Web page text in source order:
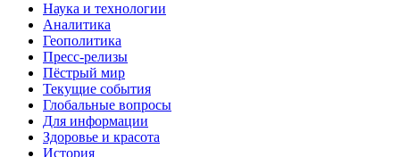
Наука и технологии
Аналитика
Геополитика
Пресс-релизы
Пёстрый мир
Текущие события
Глобальные вопросы
Для информации
Здоровье и красота
История